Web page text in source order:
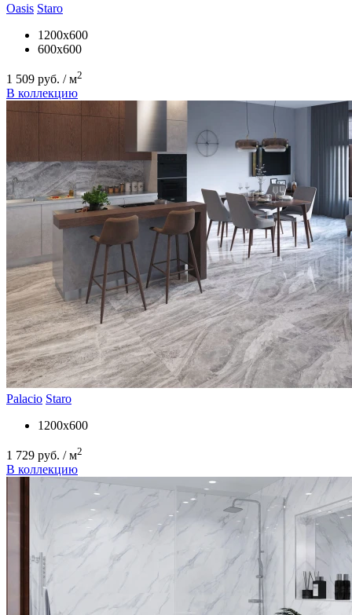
Oasis Staro
1200x600
600x600
1 509 руб. / м2
В коллекцию
Palacio Staro
1200x600
1 729 руб. / м2
В коллекцию